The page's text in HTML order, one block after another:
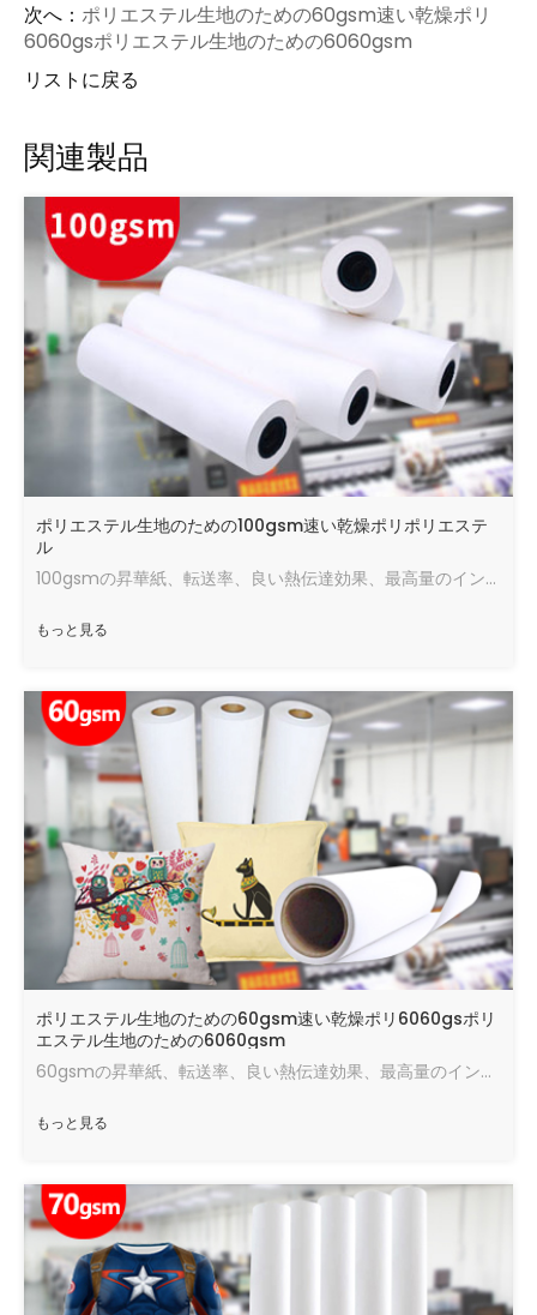
次へ： ポリエステル生地のための60gsm速い乾燥ポリ
6060gsポリエステル生地のための6060gsm
リストに戻る
関連製品
ポリエステル生地のための100gsm速い乾燥ポリポリエステ
ル
100gsmの昇華紙、転送率、良い熱伝達効果、最高量のインク、速い乾燥速度、良い状態で走ります。
もっと見る
ポリエステル生地のための60gsm速い乾燥ポリ6060gsポリ
エステル生地のための6060gsm
60gsmの昇華紙、転送率、良い熱伝達効果、最高量のインク、速い乾燥速度、良い状態で走ります。
もっと見る